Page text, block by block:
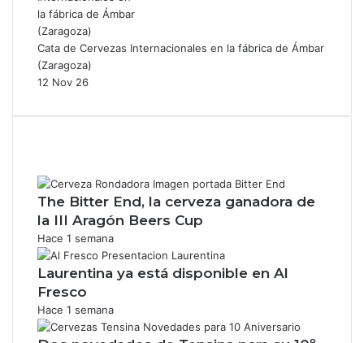
Cata de Cervezas Internacionales en la fábrica de Ámbar
(Zaragoza)
12 Nov 26
The Bitter End, la cerveza ganadora de
la III Aragón Beers Cup
Hace 1 semana
Laurentina ya está disponible en Al
Fresco
Hace 1 semana